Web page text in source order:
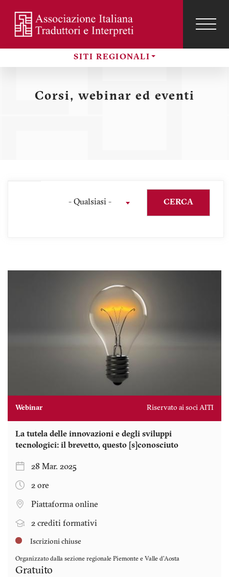
contenuto
principale
SITI REGIONALI
Menu
profilo
utente
Corsi, webinar ed eventi
- Qualsiasi - CERCA
Webinar Riservato ai soci AITI
La tutela delle innovazioni e degli sviluppi
tecnologici: il brevetto, questo [s]conosciuto
28 Mar. 2025
2 ore
Piattaforma online
2 crediti formativi
Iscrizioni chiuse
Organizzato dalla sezione regionale Piemonte e Valle d'Aosta
Gratuito